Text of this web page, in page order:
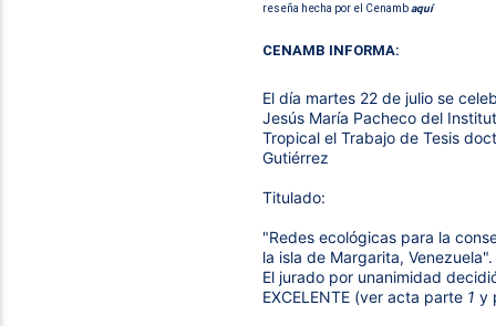
reseña hecha por el Cenambaquí
CENAMB INFORMA:
El día martes 22 de julio se
Jesús María Pacheco del
Tropical el Trabajo de Tesis
Gutiérrez
Titulado:
"Redes ecológicas para la
la isla de Margarita, Venezuela".
El jurado por unanimidad
EXCELENTE (ver acta parte 1 y